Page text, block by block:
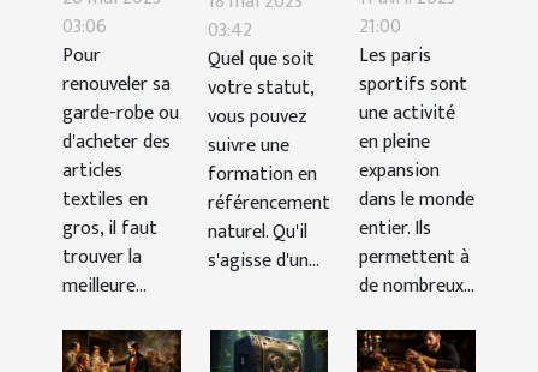
de faire ses
achats
d’articles
textiles
chez un
grossiste ?
03:06
Pour
renouveler sa
garde-robe ou
d'acheter des
articles
textiles en
gros, il faut
trouver la
meilleure...
03:42
Quel que soit
votre statut,
vous pouvez
suivre une
formation en
référencement
naturel. Qu'il
s'agisse d'un...
parier pour
gagner
plus
d'argent?
21:00
Les paris
sportifs sont
une activité
en pleine
expansion
dans le monde
entier. Ils
permettent à
de nombreux...